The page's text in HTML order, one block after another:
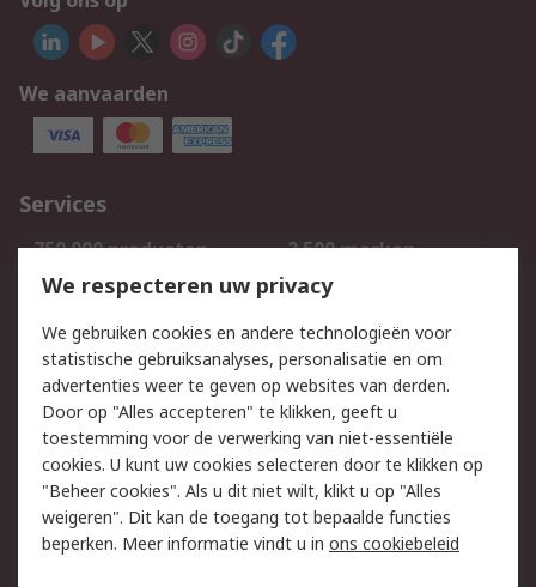
We aanvaarden
Services
750.000 producten
2.500 merken
Bestellen
Inkoopoplossingen
Track & Trace
Wettelijk
Cookiebeleid
Email veiligheid
Privacybeleid
Websitevoorwaarden
Algemene
verkoopvoorwaarden
We respecteren uw privacy
We gebruiken cookies en andere technologieën voor
statistische gebruiksanalyses, personalisatie en om
advertenties weer te geven op websites van derden.
Door op "Alles accepteren" te klikken, geeft u
toestemming voor de verwerking van niet-essentiële
cookies. U kunt uw cookies selecteren door te klikken op
"Beheer cookies". Als u dit niet wilt, klikt u op "Alles
weigeren". Dit kan de toegang tot bepaalde functies
beperken. Meer informatie vindt u in ons cookiebeleid